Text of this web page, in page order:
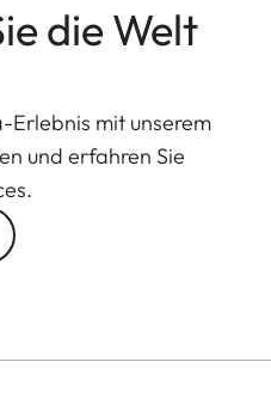
die Welt
Erlebnis mit unserem
und erfahren Sie